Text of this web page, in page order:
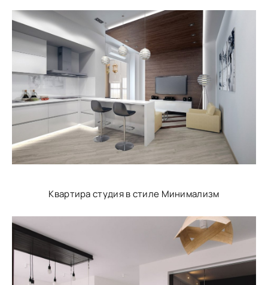
Квартира студия в стиле Минимализм